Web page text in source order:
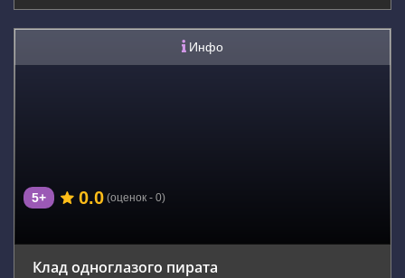
Инфо
5+ 0.0 (оценок - 0)
Клад одноглазого пирата